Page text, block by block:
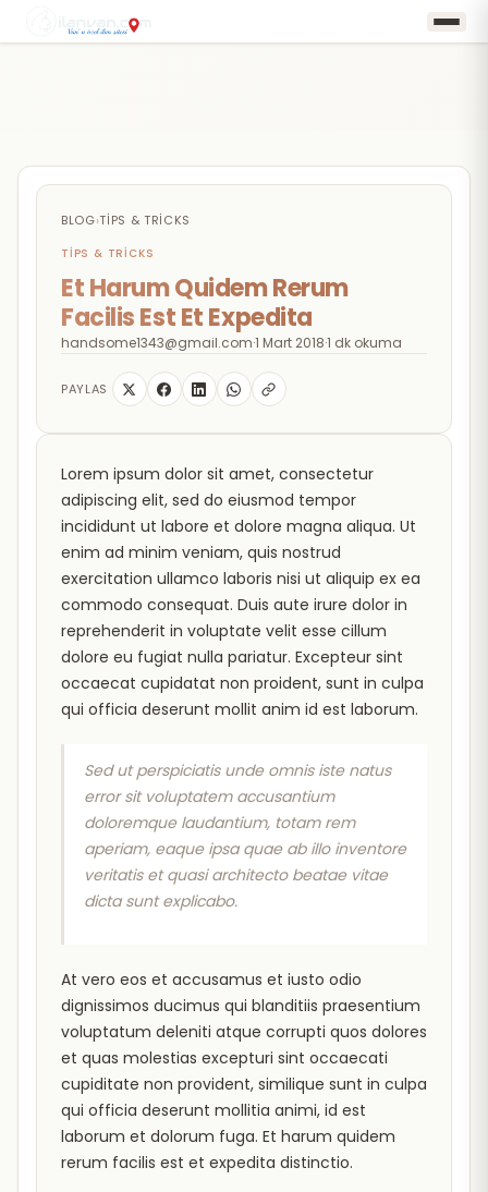
BLOG›TIPS & TRICKS
TIPS & TRICKS
Et Harum Quidem Rerum
Facilis Est Et Expedita
handsome1343@gmail.com·1 Mart 2018·1 dk okuma
PAYLAS
Lorem ipsum dolor sit amet, consectetur
adipiscing elit, sed do eiusmod tempor
incididunt ut labore et dolore magna aliqua. Ut
enim ad minim veniam, quis nostrud
exercitation ullamco laboris nisi ut aliquip ex ea
commodo consequat. Duis aute irure dolor in
reprehenderit in voluptate velit esse cillum
dolore eu fugiat nulla pariatur. Excepteur sint
occaecat cupidatat non proident, sunt in culpa
qui officia deserunt mollit anim id est laborum.
Sed ut perspiciatis unde omnis iste natus
error sit voluptatem accusantium
doloremque laudantium, totam rem
aperiam, eaque ipsa quae ab illo inventore
veritatis et quasi architecto beatae vitae
dicta sunt explicabo.
At vero eos et accusamus et iusto odio
dignissimos ducimus qui blanditiis praesentium
voluptatum deleniti atque corrupti quos dolores
et quas molestias excepturi sint occaecati
cupiditate non provident, similique sunt in culpa
qui officia deserunt mollitia animi, id est
laborum et dolorum fuga. Et harum quidem
rerum facilis est et expedita distinctio.